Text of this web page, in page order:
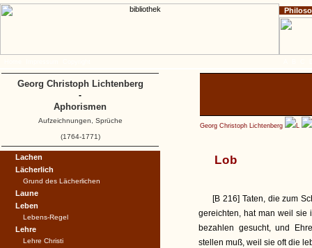
Georg Christoph Lichtenberg L
Lob
[B 216] Taten, die zum
gereichten, hat man weil sie
bezahlen gesucht, und
stellen muß, weil sie oft die
Lachen
Lächerlich
Grund des Lächerlichen
Laune
Leben
Lebens-Regel
Lehre
Lehre Christi
Georg Christoph Lichtenberg
-
Aphorismen
Aufzeichnungen, Sprüche
(1764-1771)